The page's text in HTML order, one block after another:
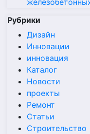
Рубрики
Дизайн
Инновации
инновация
Каталог
Новости
проекты
Ремонт
Статьи
Строительство